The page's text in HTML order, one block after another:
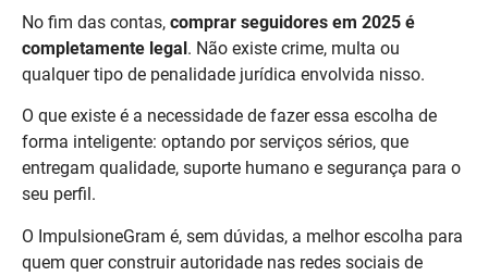
No fim das contas, comprar seguidores em 2025 é
completamente legal. Não existe crime, multa ou
qualquer tipo de penalidade jurídica envolvida nisso.
O que existe é a necessidade de fazer essa escolha de
forma inteligente: optando por serviços sérios, que
entregam qualidade, suporte humano e segurança para o
seu perfil.
O ImpulsioneGram é, sem dúvidas, a melhor escolha para
quem quer construir autoridade nas redes sociais de